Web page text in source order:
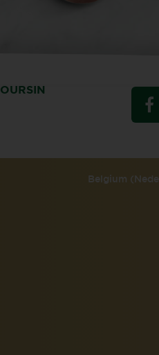
Belgium